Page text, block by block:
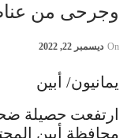
وجرحى من
On ديسمبر 22, 2022
يمانيون/ أبين
ارتفعت حصيلة
محافظة أبين